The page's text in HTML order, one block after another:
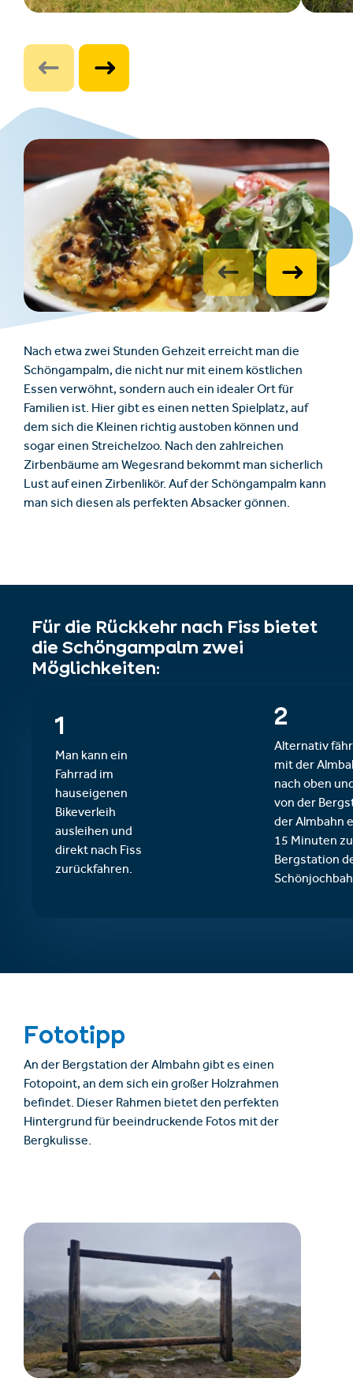
Nach etwa zwei Stunden Gehzeit erreicht man die
Schöngampalm, die nicht nur mit einem köstlichen
Essen verwöhnt, sondern auch ein idealer Ort für
Familien ist. Hier gibt es einen netten Spielplatz, auf
dem sich die Kleinen richtig austoben können und
sogar einen Streichelzoo. Nach den zahlreichen
Zirbenbäume am Wegesrand bekommt man sicherlich
Lust auf einen Zirbenlikör. Auf der Schöngampalm kann
man sich diesen als perfekten Absacker gönnen.
Für die Rückkehr nach Fiss bietet
die Schöngampalm zwei
Möglichkeiten:
1
Man kann ein
Fahrrad im
hauseigenen
Bikeverleih
ausleihen und
direkt nach Fiss
zurückfahren.
2
Alternativ
mit der
nach oben
von der
der Almbahn
15 Minuten
Bergstation
Fototipp
An der Bergstation der Almbahn gibt es einen
Fotopoint, an dem sich ein großer Holzrahmen
befindet. Dieser Rahmen bietet den perfekten
Hintergrund für beeindruckende Fotos mit der
Bergkulisse.